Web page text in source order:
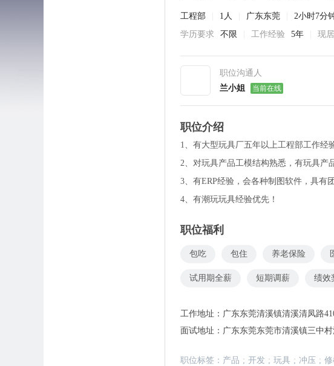
工程部 1人 广东东莞
2小时7分
学历要求
不限 工作经验 5年 现
职位沟通人
兰小姐
当前在线
职位介绍
1、有大型玩具厂五年以上工程部工作经
2、对玩具产品工模结构熟悉，有玩具产
3、有ERP经验，会各种制图软件，具有
4、有潮玩玩具经验优先！
职位福利
包吃 包住 养老保险
试用期全薪 短期调薪 绩效
工作地址： 广东东莞清溪镇清溪清凤路
面试地址： 广东东莞东莞市清溪镇三中
职位标签： 产品 ; 开发 ; 玩具 ; 冲压 ; 修